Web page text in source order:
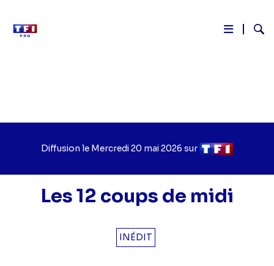
Diffusion le Jour
diffusion
Mercredi 20 mai 2026 sur Chaîne
diffusion
Les 12 coups de midi
INÉDIT